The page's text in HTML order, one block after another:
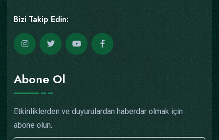
Bizi Takip Edin:
Abone Ol
Etkinliklerden ve duyurulardan haberdar olmak için
abone olun.